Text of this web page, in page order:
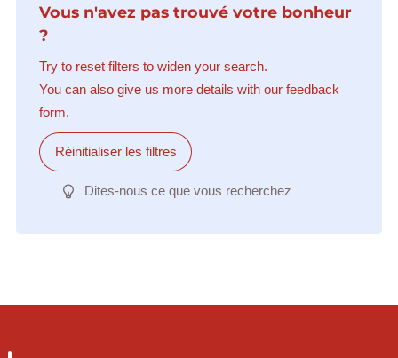
Vous n'avez pas trouvé votre bonheur
?
Try to reset filters to widen your search.
You can also give us more details with our feedback
form.
Réinitialiser les filtres
Dites-nous ce que vous recherchez